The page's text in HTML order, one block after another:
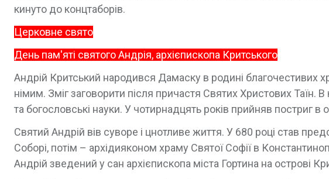
кинуто до концтаборів.
Церковне свято
День пам'яті святого Андрія, архієпископа Критського
Андрій Критський народився Дамаску в родині благочестивих
німим. Зміг заговорити після причастя Святих Христових
та богословські науки. У чотирнадцять років прийняв постриг
Святий Андрій вів суворе і цнотливе життя. У 680 році став
Соборі, потім – архідияконом храму Святої Софії в
Андрій зведений у сан архієпископа міста Гортина на острові